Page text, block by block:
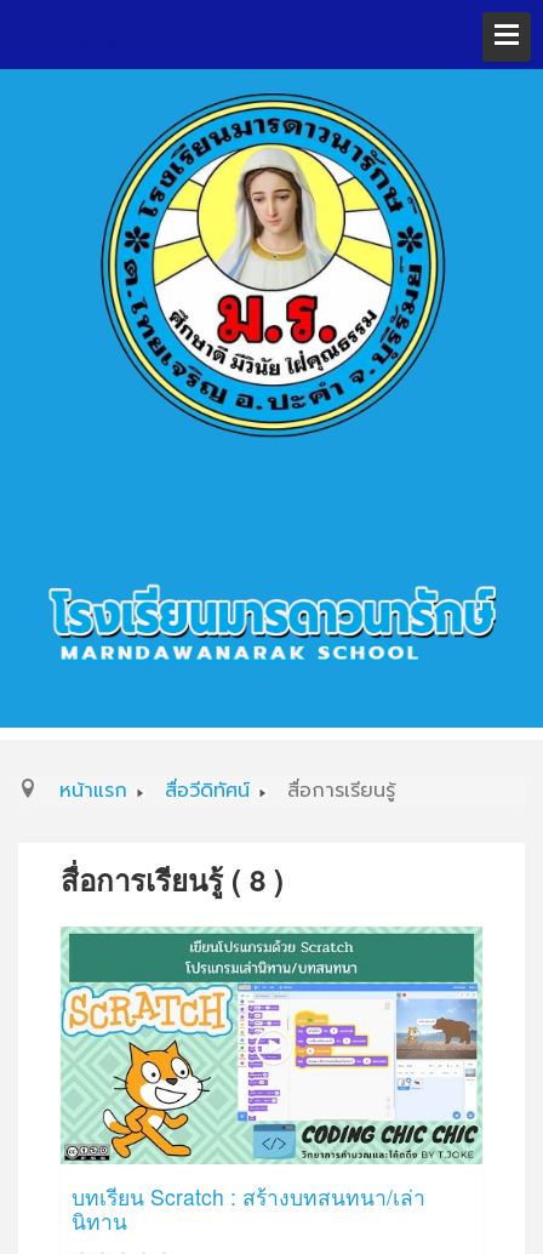
หน้าแรก สื่อวีดิทัศน์ สื่อการเรียนรู้
สื่อการเรียนรู้ ( 8 )
บทเรียน Scratch : สร้างบทสนทนา/เล่า
นิทาน